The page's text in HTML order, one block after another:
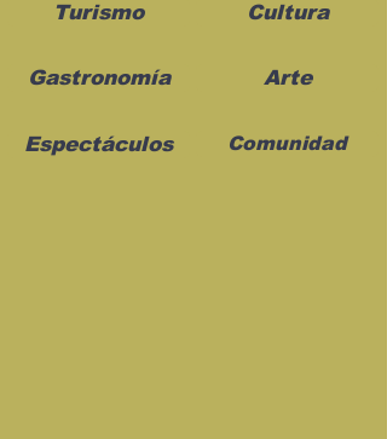
Turismo Cultura
Gastronomía Arte
Espectáculos Comunidad